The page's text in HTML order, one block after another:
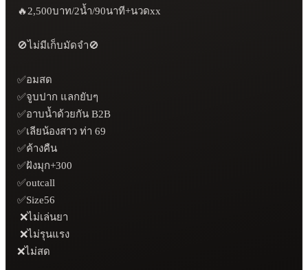
🔥2,500บาท/2น้ำ/90นาที+นวดxx
🚫ไม่มีเก็บมัดจำ🚫
✅อมสด
✅จูบปาก แลกยับๆ
✅อาบน้ำด้วยกัน B2B
✅เลียน้องสาว ท่า 69
✅ค้างคืน
✅ฝังมุก+300
✅outcall
✅Size56
❌ไม่สด